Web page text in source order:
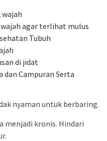
agar terlihat mulus
Tubuh
di jidat
dan Campuran Serta
nyaman untuk berbaring.
menjadi kronis. Hindari